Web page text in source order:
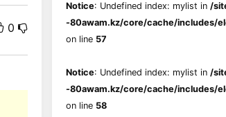
0
Notice: Undefined index: mylist in /
-80awam.kz/core/cache/includes/
on line 57
Notice: Undefined index: mylist in /
-80awam.kz/core/cache/includes/
on line 58